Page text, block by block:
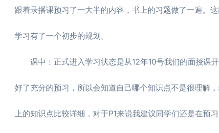
跟着录播课预习了一大半的内容，书上的习题做了一遍。
学习有了一个初步的规划。
课中：正式进入学习状态是从12年10号我们的面授课
好了充分的预习，所以会知道自己哪个知识点不是很理解
上的知识点比较详细，对于P1来说我建议同学们还是在